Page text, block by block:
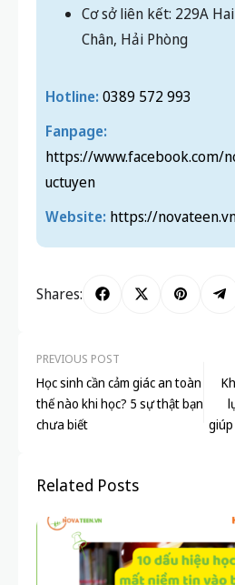
Cơ sở liên kết: 229A
Chân, Hải Phòng
Hotline: 0389 572 993
Fanpage:
https://www.facebook.com/
uctuyen
Website: https://
Shares:
PREVIOUS POST
Học sinh cần cảm giác an toàn
thế nào khi học? 5 sự thật bạn
chưa biết
Related Posts